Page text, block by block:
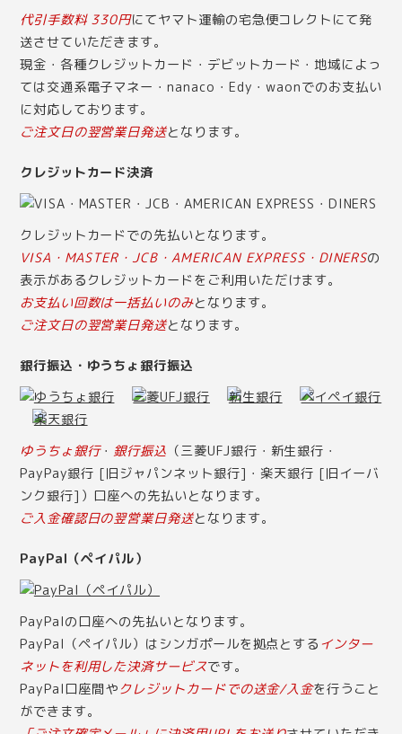
代引手数料 330円にてヤマト運輸の宅急便コレクトにて発
送させていただきます。
現金・各種クレジットカード・デビットカード・地域によっ
ては交通系電子マネー・nanaco・Edy・waonでのお支払い
に対応しております。
ご注文日の翌営業日発送となります。
クレジットカード決済
クレジットカードでの先払いとなります。
VISA・MASTER・JCB・AMERICAN EXPRESS・DINERSの
表示があるクレジットカードをご利用いただけます。
お支払い回数は一括払いのみとなります。
ご注文日の翌営業日発送となります。
銀行振込・ゆうちょ銀行振込
ゆうちょ銀行・ 銀行振込 （三菱UFJ銀行・新生銀行・
PayPay銀行 [旧ジャパンネット銀行]・楽天銀行 [旧イーバ
ンク銀行]）口座への先払いとなります。
ご入金確認日の翌営業日発送となります。
PayPal（ペイパル）
PayPalの口座への先払いとなります。
PayPal（ペイパル）はシンガポールを拠点とする インター
ネットを利用した決済サービスです。
PayPal口座間やクレジットカードでの送金/入金を行うこと
ができます。